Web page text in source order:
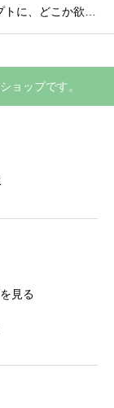
トに、どこか欲し
庫拡大中ですの
ョップです。
見る